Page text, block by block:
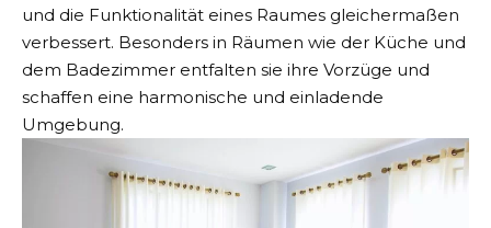
und die Funktionalität eines Raumes gleichermaßen
verbessert. Besonders in Räumen wie der Küche und
dem Badezimmer entfalten sie ihre Vorzüge und
schaffen eine harmonische und einladende
Umgebung.